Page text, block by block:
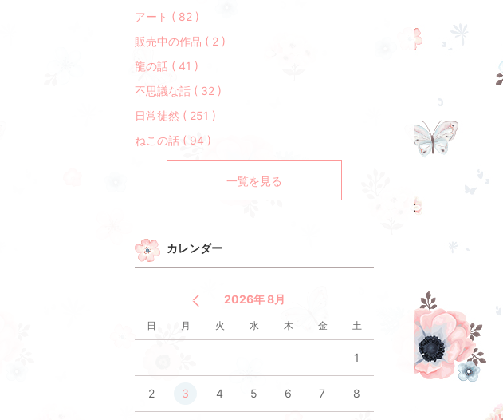
アート ( 82 )
販売中の作品 ( 2 )
龍の話 ( 41 )
不思議な話 ( 32 )
日常徒然 ( 251 )
ねこの話 ( 94 )
一覧を見る
カレンダー
2026年 8月
日 月 火 水 木 金 土
1
2 3 4 5 6 7 8